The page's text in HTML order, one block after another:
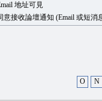
地址可見
意接收論壇通知 (Email 或短消
O N